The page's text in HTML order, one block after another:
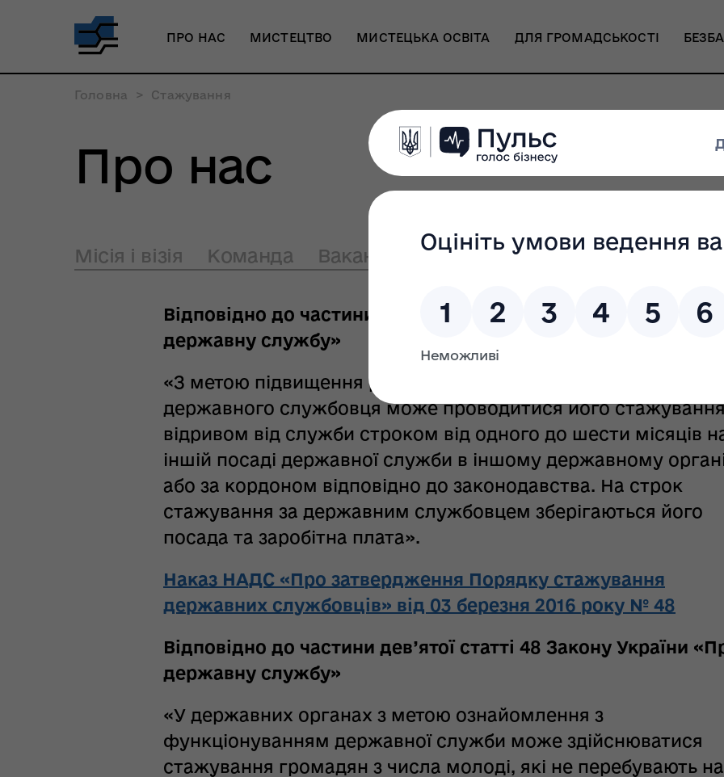
ПРО НАС МИСТЕЦТВО МИСТЕЦЬКА ОСВІТА ДЛЯ ГРОМАДСЬКОСТІ
Головна > Стажування
Про нас
Місія і візія Команда Вакансії Стажування
Відповідно до частини восьмої статті 48 Закону України
державну службу»
«З метою підвищення рівня професійної компетентності
державного службовця може проводитися його
відривом від служби строком від одного до шести місяців
іншій посаді державної служби в іншому державному
або за кордоном відповідно до законодавства. На строк
стажування за державним службовцем зберігаються його
посада та заробітна плата».
Наказ НАДС «Про затвердження Порядку стажування
державних службовців» від 03 березня 2016 року № 48
Відповідно до частини дев’ятої статті 48 Закону України
державну службу»
«У державних органах з метою ознайомлення з
функціонуванням державної служби може здійснюватися
стажування громадян з числа молоді, які не перебувають на